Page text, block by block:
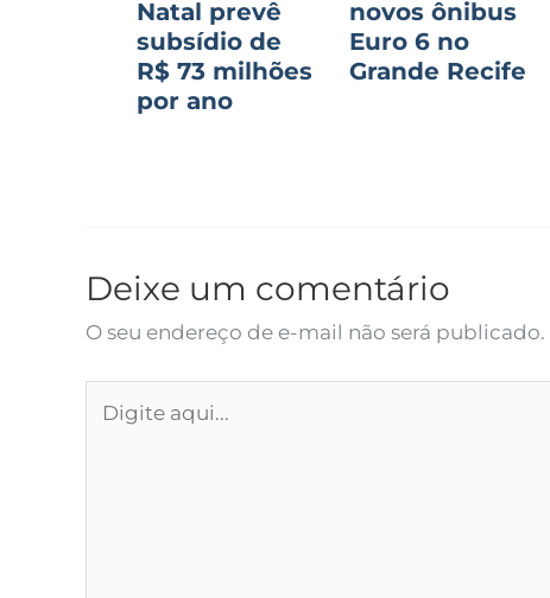
Natal prevê
subsídio de
R$ 73 milhões
por ano
novos ônibus
Euro 6 no
Grande Recife
Deixe um comentário
O seu endereço de e-mail não será publicado.
aqui...